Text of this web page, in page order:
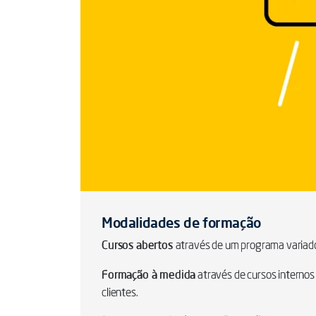
Modalidades de formação
Cursos abertos através de um programa
Formação à medidaatravés de cursos
clientes.